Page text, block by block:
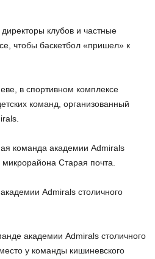
клубов и частные
чтобы баскетбол «пришел» к
в спортивном комплексе
команд, организованный
команда академии Admirals
Старая почта.
Admirals столичного
академии Admirals столичного
у команды кишиневского